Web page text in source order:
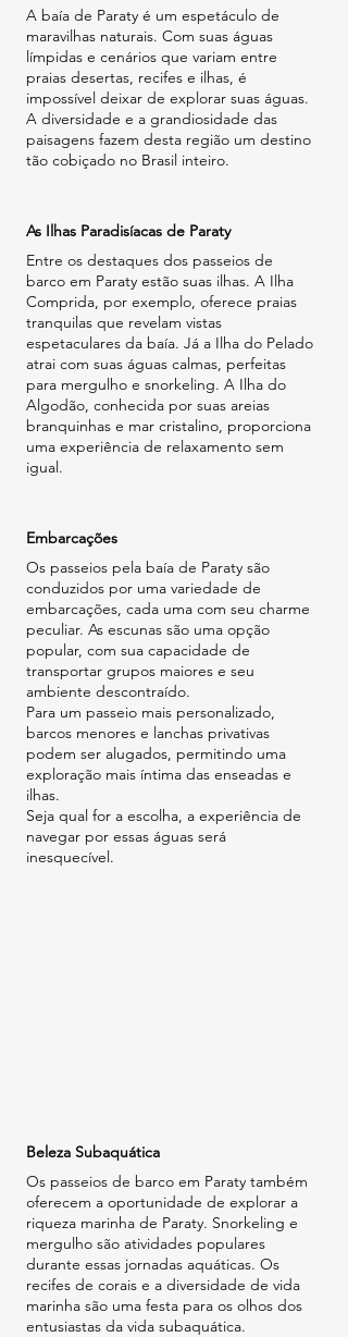
A baía de Paraty é um espetáculo de
maravilhas naturais. Com suas águas
límpidas e cenários que variam entre
praias desertas, recifes e ilhas, é
impossível deixar de explorar suas águas.
A diversidade e a grandiosidade das
paisagens fazem desta região um destino
tão cobiçado no Brasil inteiro.
As Ilhas Paradisíacas de Paraty
Entre os destaques dos passeios de
barco em Paraty estão suas ilhas. A Ilha
Comprida, por exemplo, oferece praias
tranquilas que revelam vistas
espetaculares da baía. Já a Ilha do Pelado
atrai com suas águas calmas, perfeitas
para mergulho e snorkeling. A Ilha do
Algodão, conhecida por suas areias
branquinhas e mar cristalino, proporciona
uma experiência de relaxamento sem
igual.
Embarcações
Os passeios pela baía de Paraty são
conduzidos por uma variedade de
embarcações, cada uma com seu charme
peculiar. As escunas são uma opção
popular, com sua capacidade de
transportar grupos maiores e seu
ambiente descontraído.
Para um passeio mais personalizado,
barcos menores e lanchas privativas
podem ser alugados, permitindo uma
exploração mais íntima das enseadas e
ilhas.
Seja qual for a escolha, a experiência de
navegar por essas águas será
inesquecível.
Beleza Subaquática
Os passeios de barco em Paraty também
oferecem a oportunidade de explorar a
riqueza marinha de Paraty. Snorkeling e
mergulho são atividades populares
durante essas jornadas aquáticas. Os
recifes de corais e a diversidade de vida
marinha são uma festa para os olhos dos
entusiastas da vida subaquática.